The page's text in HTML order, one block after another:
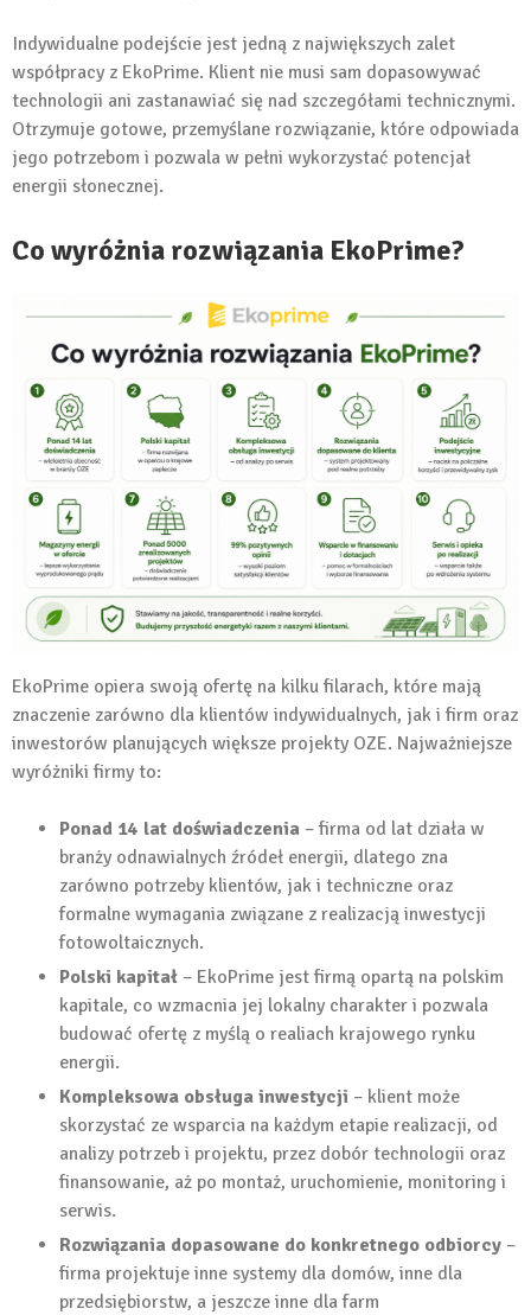
Indywidualne podejście jest jedną z największych zalet
współpracy z EkoPrime. Klient nie musi sam dopasowywać
technologii ani zastanawiać się nad szczegółami technicznymi.
Otrzymuje gotowe, przemyślane rozwiązanie, które odpowiada
jego potrzebom i pozwala w pełni wykorzystać potencjał
energii słonecznej.
Co wyróżnia rozwiązania EkoPrime?
EkoPrime opiera swoją ofertę na kilku filarach, które mają
znaczenie zarówno dla klientów indywidualnych, jak i firm oraz
inwestorów planujących większe projekty OZE. Najważniejsze
wyróżniki firmy to:
Ponad 14 lat doświadczenia – firma od lat działa w
branży odnawialnych źródeł energii, dlatego zna
zarówno potrzeby klientów, jak i techniczne oraz
formalne wymagania związane z realizacją inwestycji
fotowoltaicznych.
Polski kapitał – EkoPrime jest firmą opartą na polskim
kapitale, co wzmacnia jej lokalny charakter i pozwala
budować ofertę z myślą o realiach krajowego rynku
energii.
Kompleksowa obsługa inwestycji – klient może
skorzystać ze wsparcia na każdym etapie realizacji, od
analizy potrzeb i projektu, przez dobór technologii oraz
finansowanie, aż po montaż, uruchomienie, monitoring i
serwis.
Rozwiązania dopasowane do konkretnego odbiorcy –
firma projektuje inne systemy dla domów, inne dla
przedsiębiorstw, a jeszcze inne dla farm